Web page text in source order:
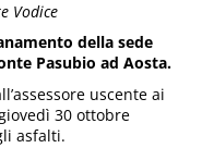
Vodice
della sede
Pasubio ad Aosta.
uscente ai
30 ottobre
asfalti.